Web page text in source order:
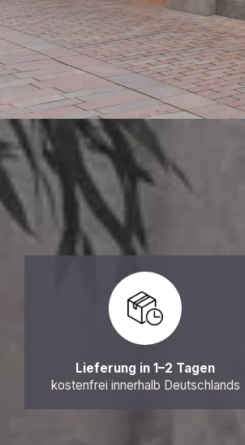
Lieferung in 1–2 Tagen
kostenfrei innerhalb Deutschlands